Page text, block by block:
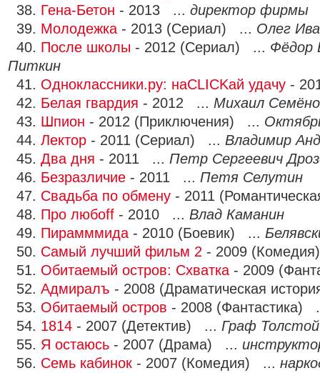
38. Гена-Бетон - 2013 ... директор фирмы
39. Молодежка - 2013 (Сериал) ... Олег
40. После школы - 2012 (Сериал) ... Фёдор
Питкин
41. Одноклассники.ру: наCLICKай удачу -
42. Белая гвардия - 2012 ... Михаил
43. Шпион - 2012 (Приключения) ...
44. Лектор - 2011 (Сериал) ... Владимир
45. Два дня - 2011 ... Петр Сергеевич
46. Безразличие - 2011 ... Петя Селутин
47. Свадьба по обмену - 2011
48. Про любоff - 2010 ... Влад Каманин
49. Пирамммида - 2010 (Боевик) ...
50. Самый лучший фильм 2 - 2009
51. Обитаемый остров: Схватка - 2009
52. Адмиралъ - 2008 (Драматическая
53. Обитаемый остров - 2008 (Фантастика)
54. 1814 - 2007 (Детектив) ... Граф Толстой
55. Я остаюсь - 2007 (Драма) ...
56. Семь кабинок - 2007 (Комедия) ...